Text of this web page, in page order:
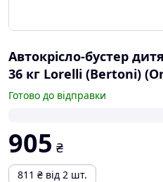
Автокрісло-бустер
36 кг Lorelli (Bertoni)
Готово до відправки
905 ₴
811 ₴ від 2 шт.